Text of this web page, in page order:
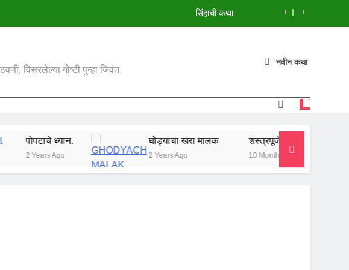
सिंहाची कथा
मुंगी आणि हत्ती
झाडावरची फुलं
विसरलेल्या गोष्टी पुन्हा जिवंत
नवीन कथा
ध्यान.
2 Years Ago
घोड्याचा खरा मालक
2 Years Ago
शस्त्रपूजेची गोष्ट
10 Months Ago